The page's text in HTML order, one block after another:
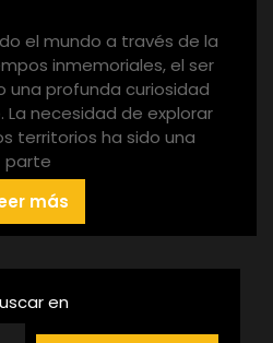
el mundo a través de la
inmemoriales, el ser
una profunda curiosidad
necesidad de explorar
territorios ha sido una
parte
más
en